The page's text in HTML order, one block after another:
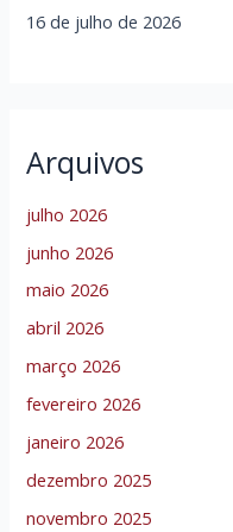
16 de julho de 2026
Arquivos
julho 2026
junho 2026
maio 2026
abril 2026
março 2026
fevereiro 2026
janeiro 2026
dezembro 2025
novembro 2025